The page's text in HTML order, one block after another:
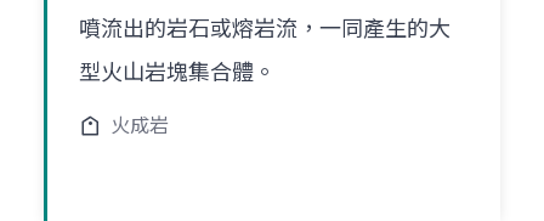
噴流出的岩石或熔岩流，一同產生的大
型火山岩塊集合體。
火成岩